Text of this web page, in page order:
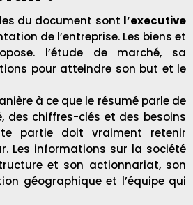
du document sont l’executive
de l’entreprise. Les biens et
l’étude de marché, sa
pour atteindre son but et le
à ce que le résumé parle de
des chiffres-clés et des besoins
partie doit vraiment retenir
Les informations sur la société
et son actionnariat, son
géographique et l’équipe qui